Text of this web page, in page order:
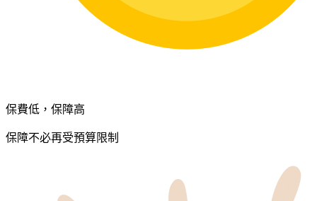
保費低，保障高
保障不必再受預算限制